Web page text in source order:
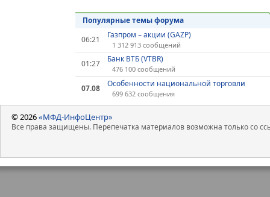
Популярные темы форума
06:21
Газпром – акции (GAZP)
1 312 913 сообщений
01:27 Банк ВТБ (VTBR)
476 100 сообщений
07.08 Особенности национальной торговли
699 632 сообщения
© 2026«МФД-ИнфоЦентр»
Все права защищены. Перепечатка материалов возможна только со